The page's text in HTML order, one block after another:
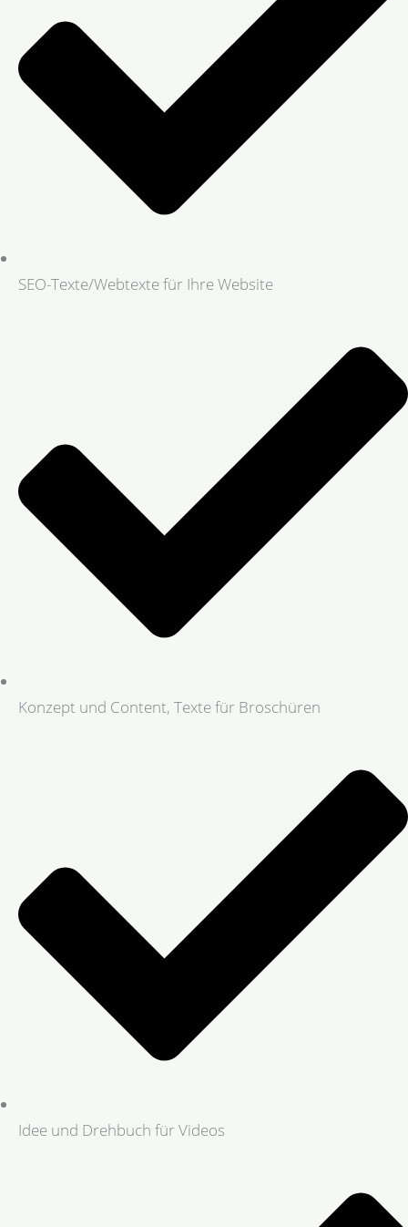
SEO-Texte/Webtexte für Ihre Website
Konzept und Content, Texte für Broschüren
Idee und Drehbuch für Videos